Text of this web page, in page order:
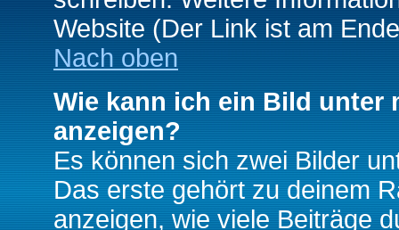
Website (Der Link ist am
Nach oben
Wie kann ich ein Bild unter
anzeigen?
Es können sich zwei Bilder
Das erste gehört zu deinem
anzeigen, wie viele Beiträge